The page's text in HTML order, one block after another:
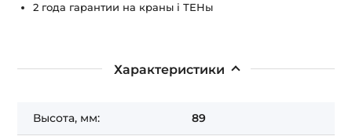
2 года гарантии на краны і ТЕНы
Характеристики
Высота, мм: 89